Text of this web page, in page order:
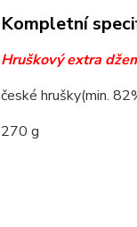
Kompletní
Hruškový extra
české hrušky(min.
270 g